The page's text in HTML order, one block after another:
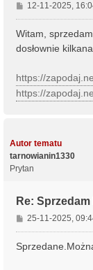
P
o
s
12-11-2025,
Witam,
dosłownie
https://
https://
Autor tematu
tarnowianin1330
Prytan
Re:
P
o
t
25-11-2025,